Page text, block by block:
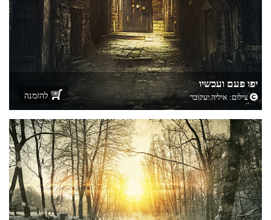
יפו פעם ועכשיו
צילום: איליה יעקובר להזמנה